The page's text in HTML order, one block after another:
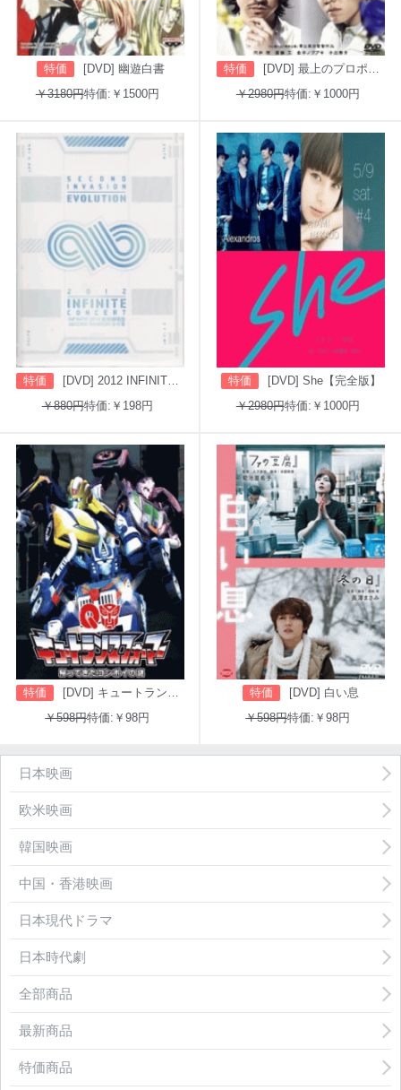
特価
[DVD] 幽遊白書
￥3180円特価:￥1500円
特価
[DVD] 最上のプロポーズ
￥2980円特価:￥1000円
特価
[DVD] 2012 INFINITE CONCERT SECOND INVASION: EVOLUTION
￥880円特価:￥198円
特価
[DVD] She【完全版】
￥2980円特価:￥1000円
特価
[DVD] キュートランスフォーマー 帰ってきたコンボイの謎
￥598円特価:￥98円
特価
[DVD] 白い息
￥598円特価:￥98円
日本映画
欧米映画
韓国映画
中国・香港映画
日本現代ドラマ
日本時代劇
全部商品
最新商品
特価商品